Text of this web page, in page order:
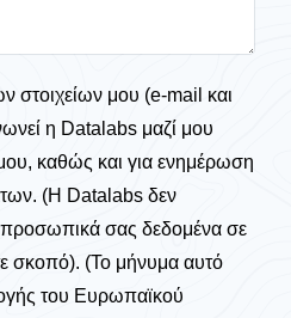
στοιχείων μου (e-mail και
η Datalabs μαζί μου
καθώς και για ενημέρωση
(Η Datalabs δεν
προσωπικά σας δεδομένα σε
σκοπό). (Το μήνυμα αυτό
του Ευρωπαϊκού